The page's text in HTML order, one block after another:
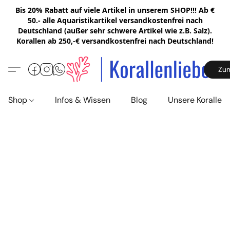
Bis 20% Rabatt auf viele Artikel in unserem SHOP!!! Ab €
50.- alle Aquaristikartikel versandkostenfrei nach
Deutschland (außer sehr schwere Artikel wie z.B. Salz).
Korallen ab 250,-€ versandkostenfrei nach Deutschland!
Shop Infos & Wissen Blog Unsere Korallen